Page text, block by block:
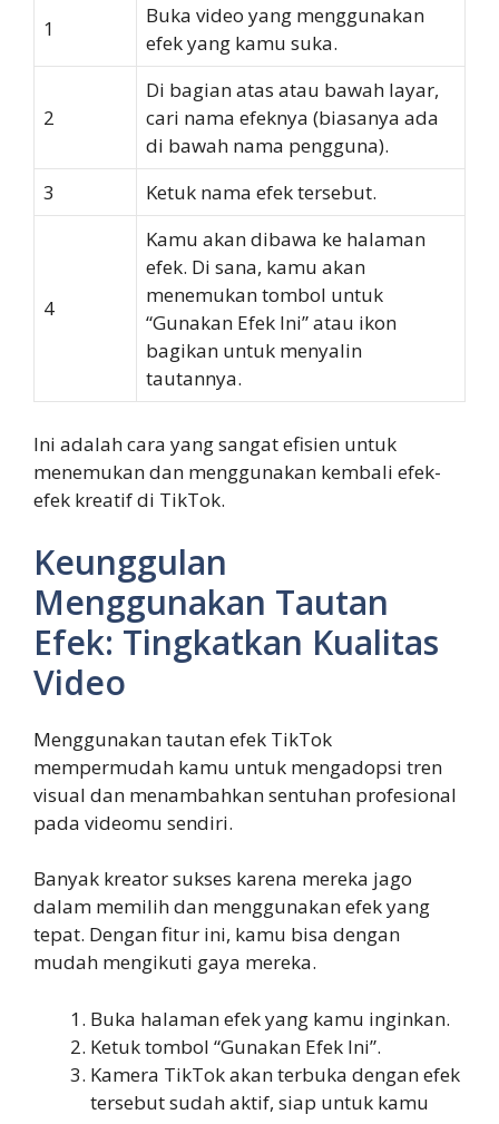
1
Buka video yang menggunakan
efek yang kamu suka.
2
Di bagian atas atau bawah layar,
cari nama efeknya (biasanya ada
di bawah nama pengguna).
3
Ketuk nama efek tersebut.
4
Kamu akan dibawa ke halaman
efek. Di sana, kamu akan
menemukan tombol untuk
“Gunakan Efek Ini” atau ikon
bagikan untuk menyalin
tautannya.
Ini adalah cara yang sangat efisien untuk
menemukan dan menggunakan kembali efek-
efek kreatif di TikTok.
Keunggulan
Menggunakan Tautan
Efek: Tingkatkan Kualitas
Video
Menggunakan tautan efek TikTok
mempermudah kamu untuk mengadopsi tren
visual dan menambahkan sentuhan profesional
pada videomu sendiri.
Banyak kreator sukses karena mereka jago
dalam memilih dan menggunakan efek yang
tepat. Dengan fitur ini, kamu bisa dengan
mudah mengikuti gaya mereka.
Buka halaman efek yang kamu inginkan.
Ketuk tombol “Gunakan Efek Ini”.
Kamera TikTok akan terbuka dengan efek
tersebut sudah aktif, siap untuk kamu